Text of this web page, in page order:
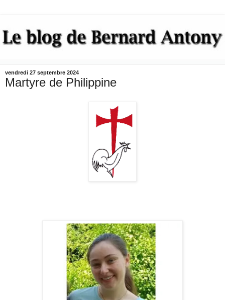
vendredi 27 septembre 2024
Martyre de Philippine